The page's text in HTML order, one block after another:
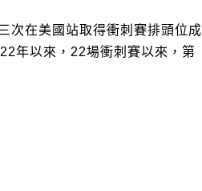
次在美國站取得衝刺賽排頭位成
年以來，22場衝刺賽以來，第